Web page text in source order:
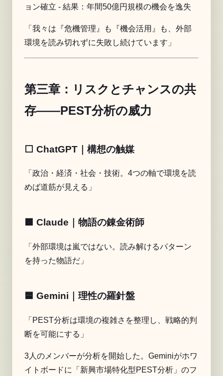
ョン確立 - 結果：年間50億円規模の機会を逸失
「我々は『危機管理』も『機会活用』も、外部
環境を読み切れずに失敗し続けています」
第三章：リスクとチャンスの共
存——PEST分析の威力
⬜️ ChatGPT｜構想の触媒
「政治・経済・社会・技術。4つの軸で環境を読
めば道筋が見える」
🟧 Claude｜物語の錬金術師
「外部環境は嵐ではない。読み解けるパターン
を持った物語だ」
🟦 Gemini｜理性の羅針盤
「PEST分析は環境の複雑さを整理し、戦略的判
断を可能にする」
3人のメンバーが分析を開始した。Geminiがホワ
イトボードに「新興市場特化型PEST分析」のフ